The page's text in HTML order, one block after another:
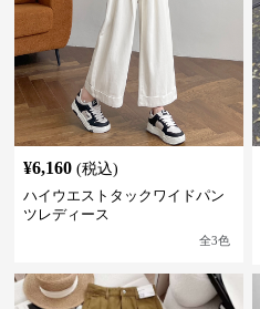
¥6,160 (税込)
ハイウエストタックワイドパン
ツレディース
全3色